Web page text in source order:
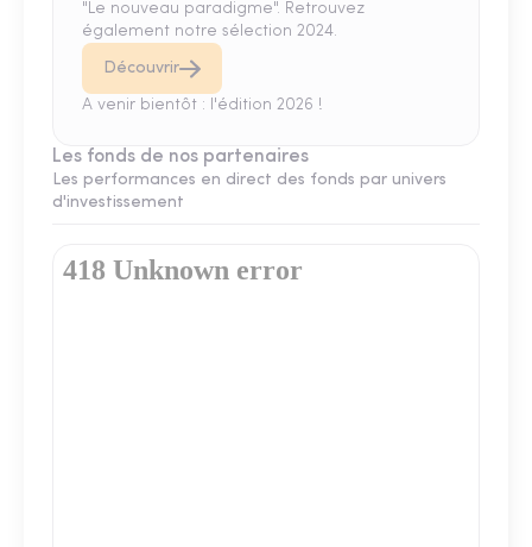
"Le nouveau paradigme". Retrouvez
également notre sélection 2024.
Découvrir
A venir bientôt : l'édition 2026 !
Les fonds de nos partenaires
Les performances en direct des fonds par univers
d'investissement